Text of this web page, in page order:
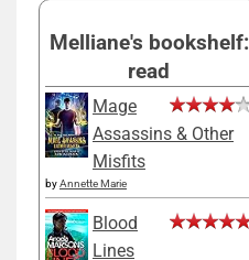
Melliane's bookshelf:
read
Mage
Assassins & Other
Misfits
byAnnette Marie
Blood
Lines